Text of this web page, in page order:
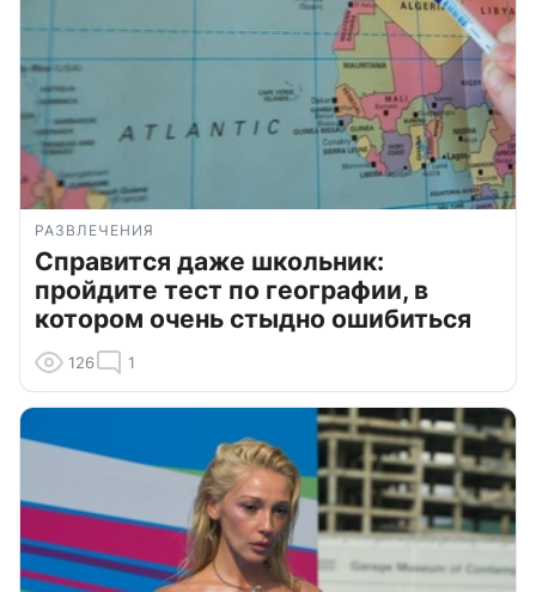
РАЗВЛЕЧЕНИЯ
Справится даже школьник:
пройдите тест по географии, в
котором очень стыдно ошибиться
126 1